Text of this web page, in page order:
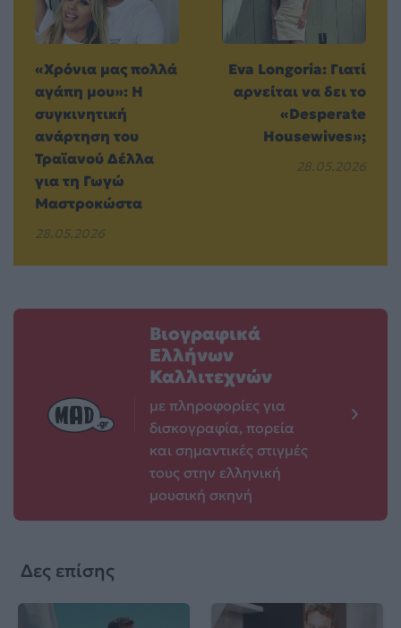
«Χρόνια μας πολλά
αγάπη μου»: Η
συγκινητική
ανάρτηση του
Τραϊανού Δέλλα
για τη Γωγώ
Μαστροκώστα
28.05.2026
Eva Longoria: Γιατί
αρνείται να δει το
«Desperate
Housewives»;
28.05.2026
Βιογραφικά
Ελλήνων
Καλλιτεχνών
με πληροφορίες για
δισκογραφία, πορεία
και σημαντικές στιγμές
τους στην ελληνική
μουσική σκηνή
Δες επίσης